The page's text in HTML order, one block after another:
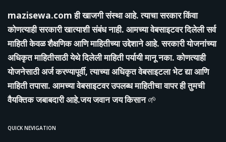
mazisewa.comही खाजगी संस्था आहे. त्याचा सरकार किंवा
कोणत्याही सरकारी खात्याशी संबंध नाही. आमच्या वेबसाइटवर दिलेली सर्व
माहिती केवळ शैक्षणिक आणि माहितीच्या उद्देशाने आहे. सरकारी योजनांच्या
अधिकृत माहितीसाठी येथे दिलेली माहिती पर्यायी मानू नका. कोणत्याही
योजनेसाठी अर्ज करण्यापूर्वी, त्याच्या अधिकृत वेबसाइटला भेट द्या आणि
माहिती तपासा. आमच्या वेबसाइटवर उपलब्ध माहितीचा वापर ही तुमची
वैयक्तिक जबाबदारी आहे.जय जवान जय किसान🌱
QUICK NEVIGATION